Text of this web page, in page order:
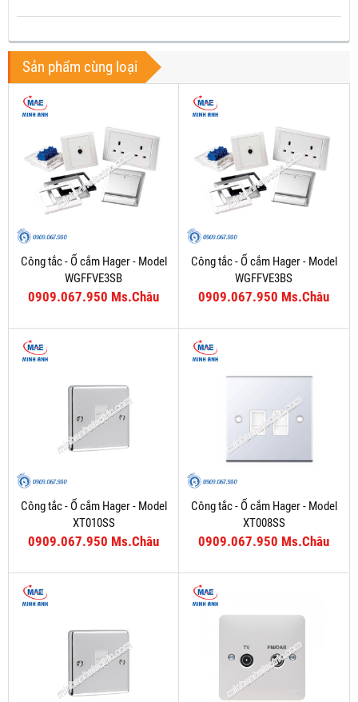
Sản phẩm cùng loại
Công tắc - Ổ cắm Hager - Model
WGFFVE3SB
0909.067.950 Ms.Châu
Công tắc - Ổ cắm Hager - Model
WGFFVE3BS
0909.067.950 Ms.Châu
Công tắc - Ổ cắm Hager - Model
XT010SS
0909.067.950 Ms.Châu
Công tắc - Ổ cắm Hager - Model
XT008SS
0909.067.950 Ms.Châu